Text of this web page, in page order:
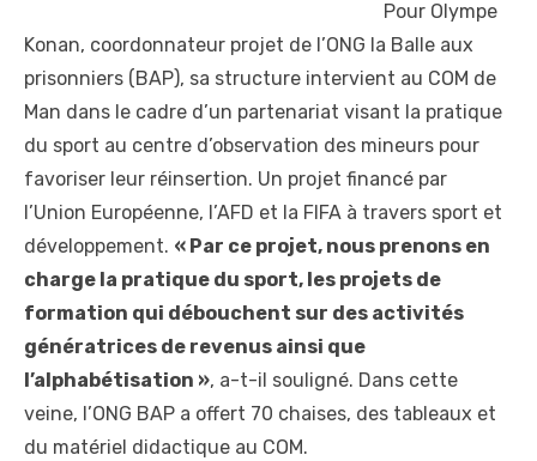
Pour Olympe
Konan, coordonnateur projet de l’ONG la Balle aux
prisonniers (BAP), sa structure intervient au COM de
Man dans le cadre d’un partenariat visant la pratique
du sport au centre d’observation des mineurs pour
favoriser leur réinsertion. Un projet financé par
l’Union Européenne, l’AFD et la FIFA à travers sport et
développement. « Par ce projet, nous prenons en
charge la pratique du sport, les projets de
formation qui débouchent sur des activités
génératrices de revenus ainsi que
l’alphabétisation », a-t-il souligné. Dans cette
veine, l’ONG BAP a offert 70 chaises, des tableaux et
du matériel didactique au COM.